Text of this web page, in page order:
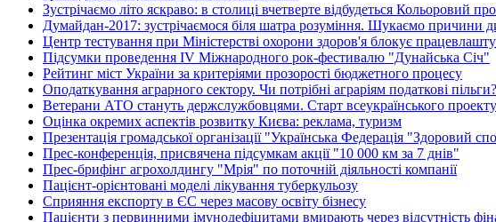
Зустрічаємо літо яскраво: в столиці вчетверте відбудеться Кольоровий
Думайдан-2017: зустрічаємося біля шатра розуміння. Шукаємо причини
Центр тестування при Міністерстві охорони здоров'я блокує
Підсумки проведення IV Міжнародного рок-фестивалю "Дунайська Січ"
Рейтинг міст України за критеріями прозорості бюджетного процесу
Оподаткування аграрного сектору. Чи потрібні аграріям податкові пільги?
Ветерани АТО стануть держслужбовцями. Старт всеукраїнського
Оцінка окремих аспектів розвитку Києва: реклама, туризм
Презентація громадської організації "Українська Федерація "Здоровий
Прес-конференція, присвячена підсумкам акції "10 000 км за 7 днів"
Прес-брифінг агрохолдингу "Мрія" по поточній діяльності компанії
Пацієнт-орієнтовані моделі лікування туберкульозу
Сприяння експорту в ЄС через масову освіту бізнесу
Пацієнти з первинними імунодефіцитами вмирають через відсутність